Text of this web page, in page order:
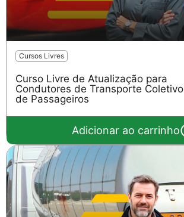
Cursos Livres
Curso Livre de Atualização para
Condutores de Transporte Coletivo
de Passageiros
Adicionar ao carrinho